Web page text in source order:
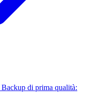
Backup di prima qualità: